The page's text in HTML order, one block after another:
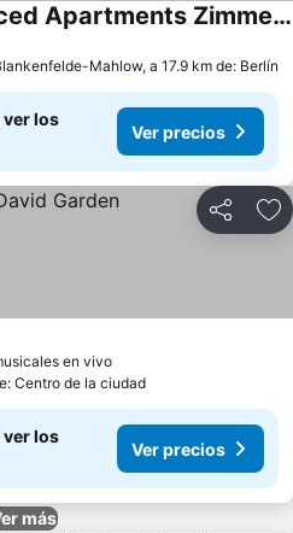
Pension Belger Serviced Apartments Zimmer und Wohnungen
Mahlow, a 17.9 km de: Berlín
ver los
Ver precios
Compartir
en vivoVer precios
precios
Centro de la ciudad
ver los
Ver precios
más